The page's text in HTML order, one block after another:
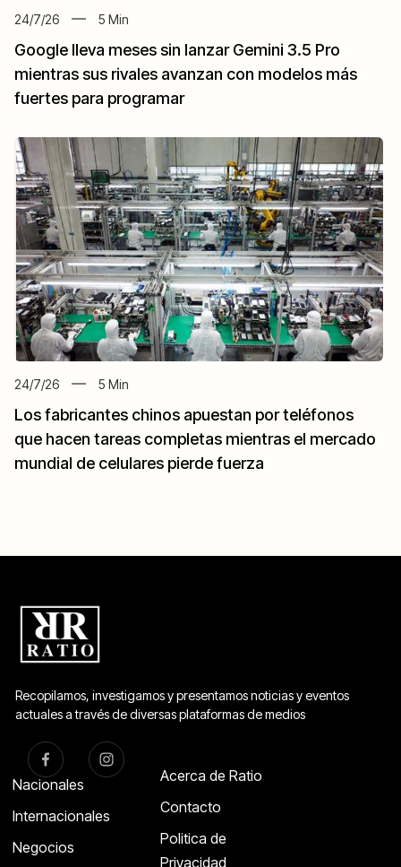
24/7/26 5 Min
Google lleva meses sin lanzar Gemini 3.5 Pro
mientras sus rivales avanzan con modelos más
fuertes para programar
24/7/26 5 Min
Los fabricantes chinos apuestan por teléfonos
que hacen tareas completas mientras el mercado
mundial de celulares pierde fuerza
Recopilamos, investigamos y presentamos noticias y eventos
actuales a través de diversas plataformas de medios
Nacionales
Internacionales
Negocios
Acerca de Ratio
Contacto
Politica de
Privacidad